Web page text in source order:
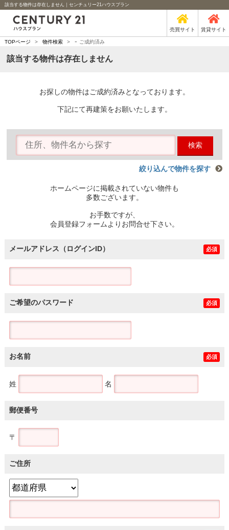
該当する物件は存在しません｜センチュリー21ハウスプラン
売買サイト 賃貸サイト
TOPページ > 物件検索 > - ご成約済み
該当する物件は存在しません
お探しの物件はご成約済みとなっております。
下記にて再建策をお願いたします。
検索
絞り込んで物件を探す
ホームページに掲載されていない物件も
多数ございます。
お手数ですが、
会員登録フォームよりお問合せ下さい。
メールアドレス（ログインID） 必須
ご希望のパスワード 必須
お名前 必須
姓 名
郵便番号
〒
ご住所